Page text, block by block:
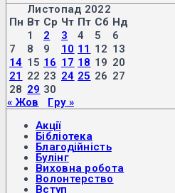
Листопад 2022
Пн Вт Ср Чт Пт Сб Нд
1
2 3 4 5
6
7
8 9 10 11 12 13
14 15 16 17 18 19 20
21
22 23 24 25 26 27
28 29 30
« Жов
Гру »
Акції
Бібліотека
Благодійність
Булінг
Виховна робота
Волонтерство
Вступ